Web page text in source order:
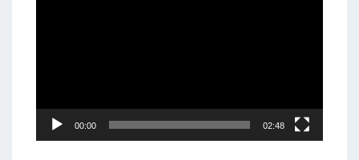
00:00 02:48